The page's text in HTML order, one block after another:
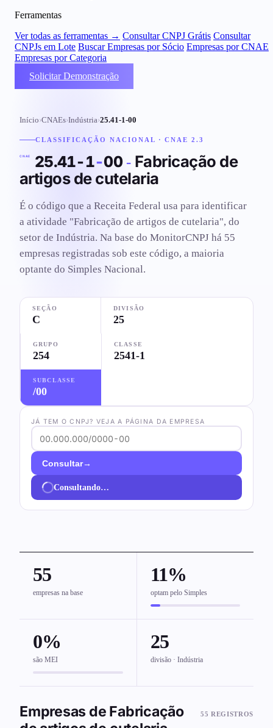
Ferramentas
Ver todas as ferramentas → Consultar CNPJ Grátis Consultar
CNPJs em Lote Buscar Empresas por Sócio Empresas por CNAE
Empresas por Categoria
Solicitar Demonstração
Início›CNAEs›Indústria›25.41-1-00
CLASSIFICAÇÃO NACIONAL · CNAE 2.3
CNAE 25.41-1-00- Fabricação de
artigos de cutelaria
É o código que a Receita Federal usa para identificar
a atividade "Fabricação de artigos de cutelaria", do
setor de Indústria. Na base do MonitorCNPJ há 55
empresas registradas sob este código, a maioria
optante do Simples Nacional.
SEÇÃO
C
DIVISÃO
25
GRUPO
254
CLASSE
2541-1
SUBCLASSE
/00
JÁ TEM O CNPJ? VEJA A PÁGINA DA EMPRESA
Consultar→
Consultando…
55
empresas na base
11%
optam pelo Simples
0%
são MEI
25
divisão · Indústria
Empresas de Fabricação
55 REGISTROS